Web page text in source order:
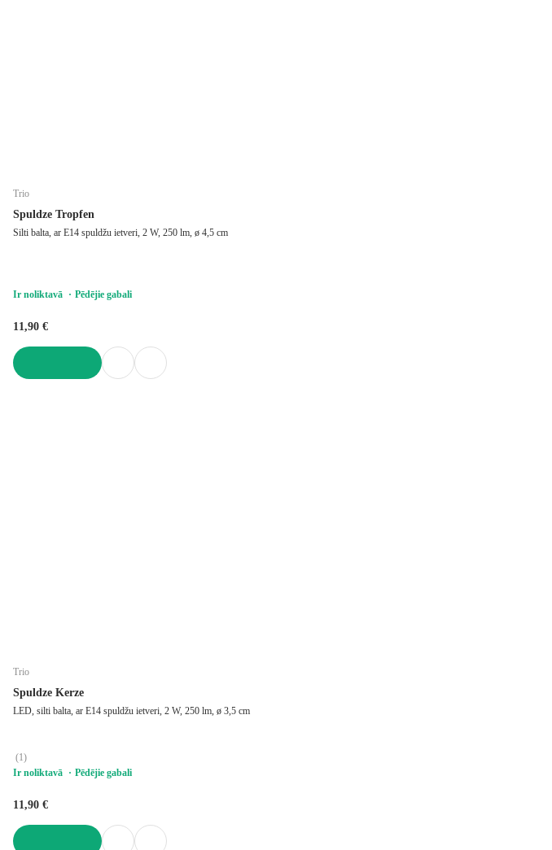
Trio
Spuldze Tropfen
Silti balta, ar E14 spuldžu ietveri, 2 W, 250 lm, ø 4,5 cm
Ir noliktavā Pēdējie gabali
11,90 €
Trio
Spuldze Kerze
LED, silti balta, ar E14 spuldžu ietveri, 2 W, 250 lm, ø 3,5 cm
(1)
Ir noliktavā
Pēdējie gabali
11,90 €